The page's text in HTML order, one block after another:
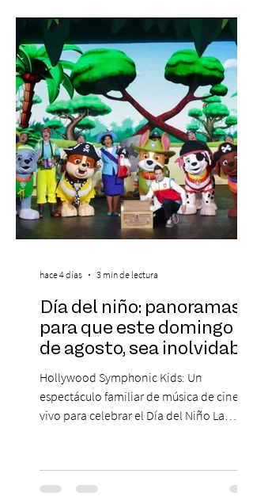
experiencias laborales forman parte de la
realidad de miles de trabajadores, Trabajo
de Monos – Reflexiones de la Selva
Corporativa, del autor Mauricio Eduardo
Medina, ha trascendido el ámbito editorial
Día del niño: panoramas
para que este domingo 09
de agosto, sea inolvidable
Hollywood Symphonic Kids: Un
espectáculo familiar de música de cine en
vivo para celebrar el Día del Niño La
musical única e inolvidable con motivo del
Día del Niño. El espectáculo Hollywood
hace 4 días 3 min de lectura